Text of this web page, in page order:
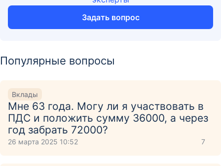
Задать вопрос
Популярные вопросы
Вклады
Мне 63 года. Могу ли я участвовать в
ПДС и положить сумму 36000, а через
год забрать 72000?
26 марта 2025 10:52 7